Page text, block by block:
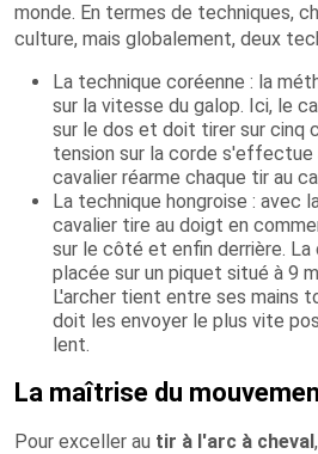
monde. En termes de techniques,
culture, mais globalement, deux
La technique coréenne : la
sur la vitesse du galop. Ici, le
sur le dos et doit tirer sur cinq
tension sur la corde
cavalier réarme chaque tir au
La technique hongroise : avec
cavalier tire au doigt en
sur le côté et enfin derrière.
placée sur un piquet situé à 9
L'archer tient entre ses mains
doit les envoyer le plus vite
lent.
La maîtrise du
Pour exceller au tir à l'arc à cheval